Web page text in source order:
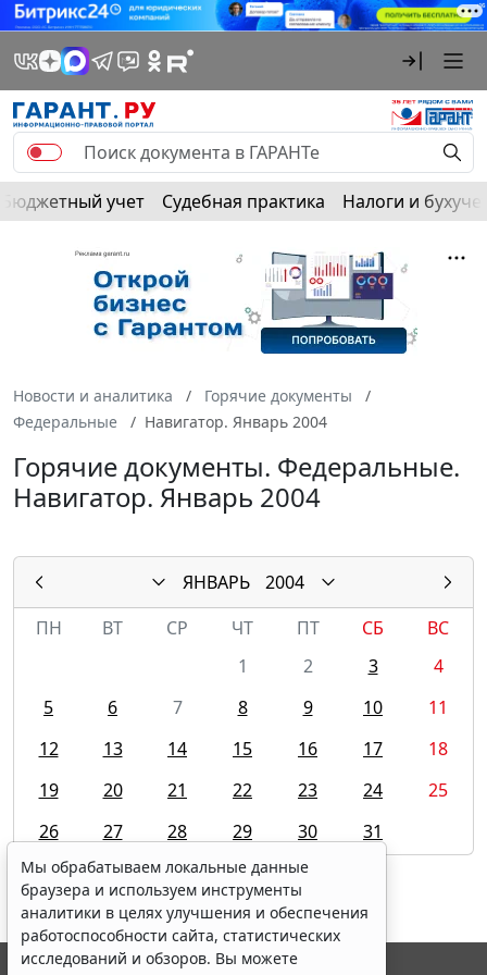
Бюджетный учет Судебная практика Налоги и
Новости и аналитика
Горячие документы
Федеральные
Навигатор. Январь 2004
Горячие документы. Федеральные.
Навигатор. Январь 2004
ЯНВАРЬ
2004
ПН
ВТ СР ЧТ ПТ СБ
ВС
1
2 3
4
5
6 7 8 9 10
11
12
13 14 15 16 17
18
19
20 21 22 23 24
25
26
27 28 29 30 31
Мы обрабатываем локальные данные
браузера и используем инструменты
аналитики в целях улучшения и обеспечения
работоспособности сайта, статистических
исследований и обзоров. Вы можете